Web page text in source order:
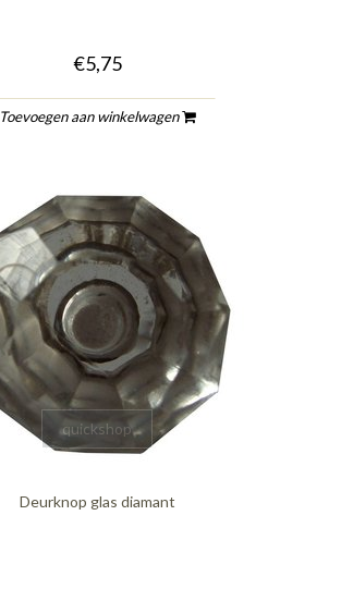
€5,75
Toevoegen aan winkelwagen
quickshop
Deurknop glas diamant